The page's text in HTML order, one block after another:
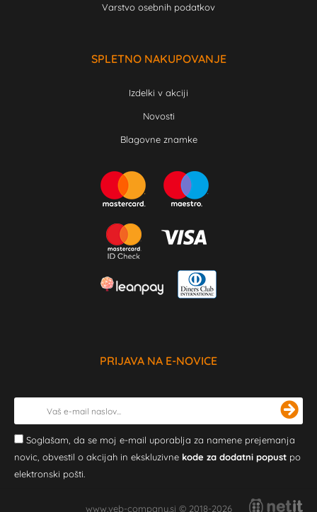
Varstvo osebnih podatkov
SPLETNO NAKUPOVANJE
Izdelki v akciji
Novosti
Blagovne znamke
PRIJAVA NA E-NOVICE
Soglašam, da se moj e-mail uporablja za namene prejemanja
novic, obvestil o akcijah in ekskluzivne kode za dodatni popust po
elektronski pošti.
www.veb-company.si © 2018-2026